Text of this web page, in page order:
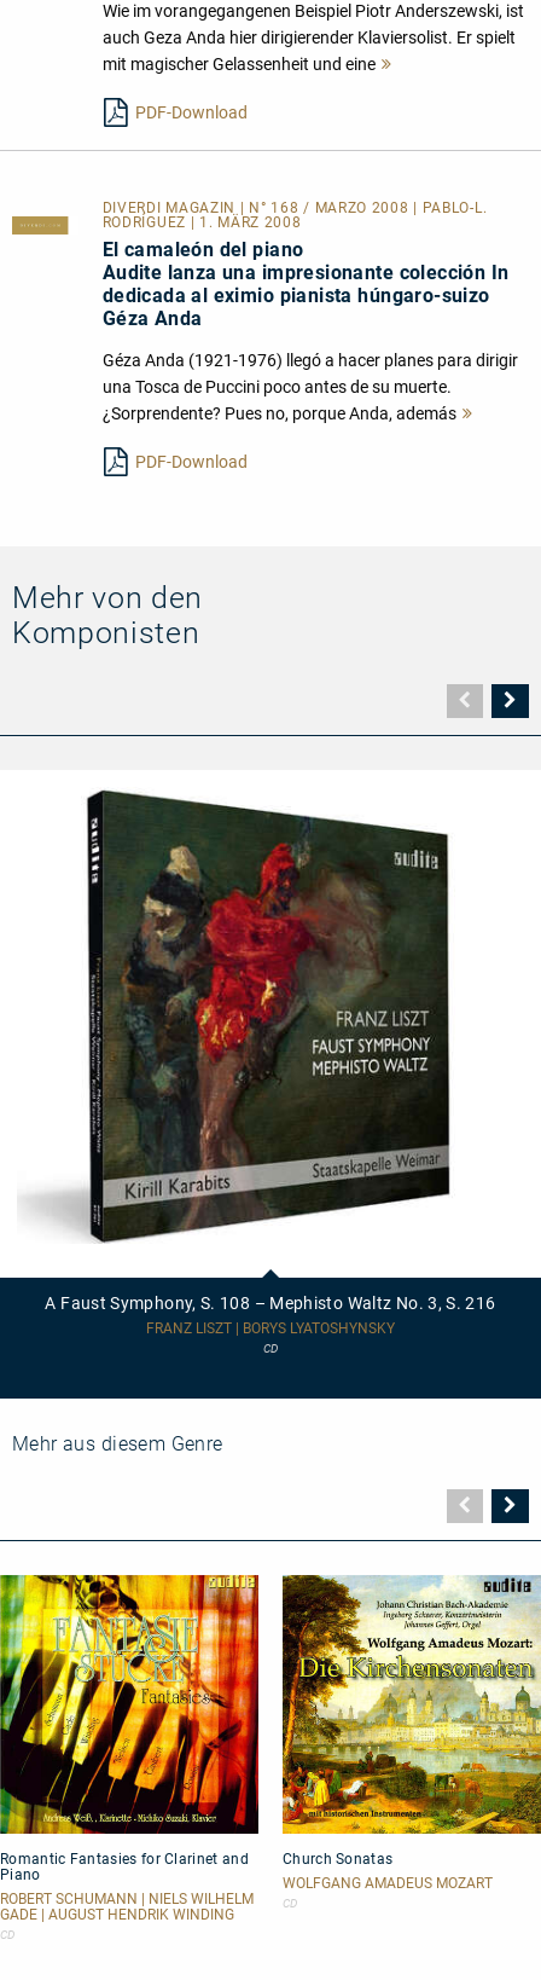
Wie im vorangegangenen Beispiel Piotr Anderszewski, ist
auch Geza Anda hier dirigierender Klaviersolist. Er spielt
mit magischer Gelassenheit und eine
PDF-Download
DIVERDI MAGAZIN | N° 168 / MARZO 2008 | PABLO-L.
RODRÍGUEZ | 1. MÄRZ 2008
El camaleón del piano
Audite lanza una impresionante colección In
dedicada al eximio pianista húngaro-suizo
Géza Anda
Géza Anda (1921-1976) llegó a hacer planes para dirigir
una Tosca de Puccini poco antes de su muerte.
¿Sorprendente? Pues no, porque Anda, además
PDF-Download
Mehr von den
Komponisten
Seite
No.
S.
216
A Faust Symphony, S. 108 – Mephisto Waltz No. 3, S. 216
FRANZ LISZT | BORYS LYATOSHYNSKY
CD
Mehr aus diesem Genre
Seite
Fantasies
for
Clarinet
and
Piano
Romantic Fantasies for Clarinet and
Piano
ROBERT SCHUMANN | NIELS WILHELM
GADE | AUGUST HENDRIK WINDING
CD
Sonatas
Church Sonatas
WOLFGANG AMADEUS MOZART
CD